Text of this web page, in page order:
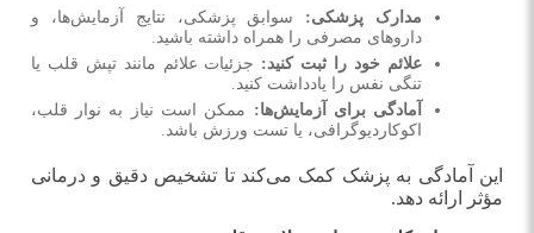
مدارک پزشکی:
سوابق پزشکی، نتایج آزمایش‌ها، و
داروهای مصرفی را همراه داشته باشید.
علائم خود را ثبت کنید: جزئیات علائم مانند تپش قلب یا
تنگی نفس را یادداشت کنید.
آمادگی برای آزمایش‌ها: ممکن است نیاز به نوار قلب،
اکوکاردیوگرافی، یا تست ورزش باشد.
این آمادگی به پزشک کمک می‌کند تا تشخیص دقیق و درمانی
مؤثر ارائه دهد.